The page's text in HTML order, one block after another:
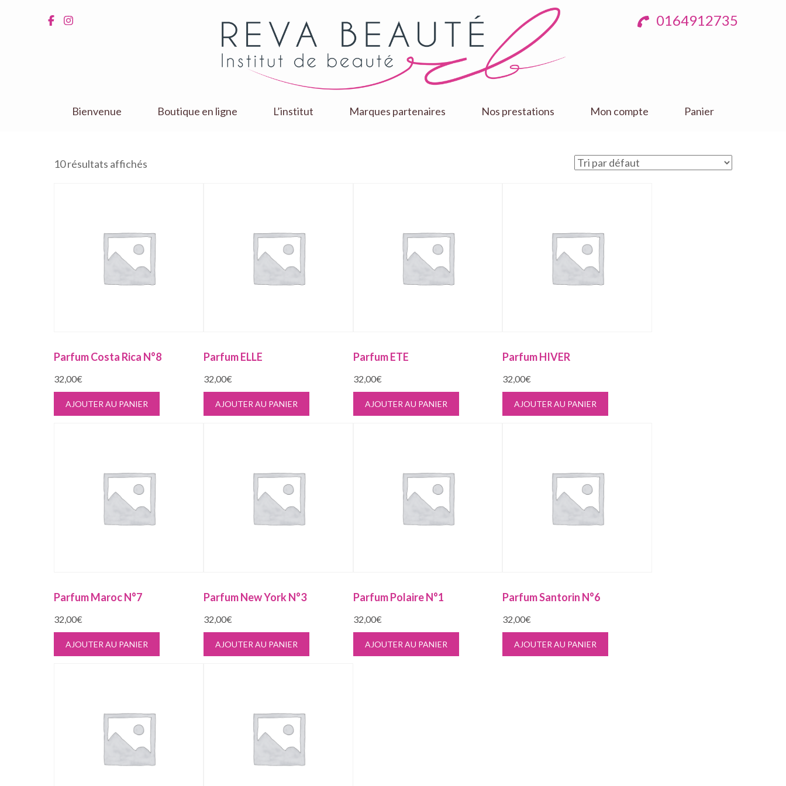
0164912735
Bienvenue Boutique en ligne L’institut Marques partenaires Nos prestations Mon compte Panier
10 résultats affichés
Parfum Costa Rica N°8
32,00€
AJOUTER AU PANIER
Parfum ELLE
32,00€
AJOUTER AU PANIER
Parfum ETE
32,00€
AJOUTER AU PANIER
Parfum HIVER
32,00€
AJOUTER AU PANIER
Parfum Maroc N°7
32,00€
AJOUTER AU PANIER
Parfum New York N°3
32,00€
AJOUTER AU PANIER
Parfum Polaire N°1
32,00€
AJOUTER AU PANIER
Parfum Santorin N°6
32,00€
AJOUTER AU PANIER